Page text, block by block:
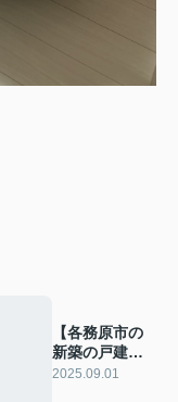
【各務原市の
新築の戸建賃
貸が内覧開始
2025.09.01